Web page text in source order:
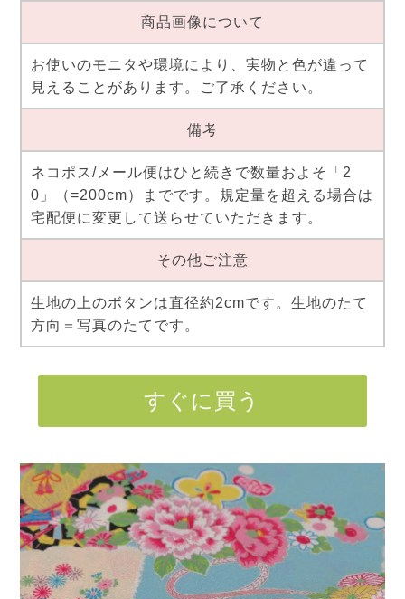
商品画像について
お使いのモニタや環境により、実物と色が違って
見えることがあります。ご了承ください。
備考
ネコポス/メール便はひと続きで数量およそ「2
0」（=200cm）までです。規定量を超える場合は
宅配便に変更して送らせていただきます。
その他ご注意
生地の上のボタンは直径約2cmです。生地のたて
方向＝写真のたてです。
すぐに買う